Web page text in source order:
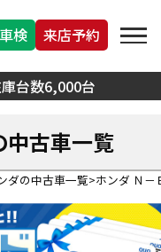
台数6,000台
検 来店予約
中古車一覧
ダの中古車一覧 ホンダ Ｎ－